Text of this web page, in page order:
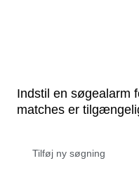
Indstil en søgealarm
matches er